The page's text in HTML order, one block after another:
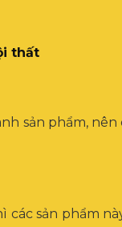
thất
sản phẩm,
sản phẩm